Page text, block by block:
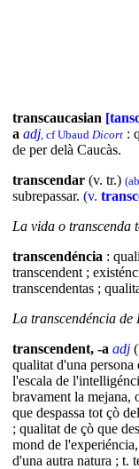
transcaucasian
a adj, cf Ubaud Dicort :
de per delà Caucàs.
transcendar (v. tr.)
subrepassar. (v.
La vida o transcenda
transcendéncia :
transcendent ;
transcendentas ;
La transcendéncia de
transcendent, -a adj
qualitat d'una persona
l'escala de
bravament la mejana,
que despassa tot çò
; qualitat de çò que
mond de
d'una autra natura ; t.